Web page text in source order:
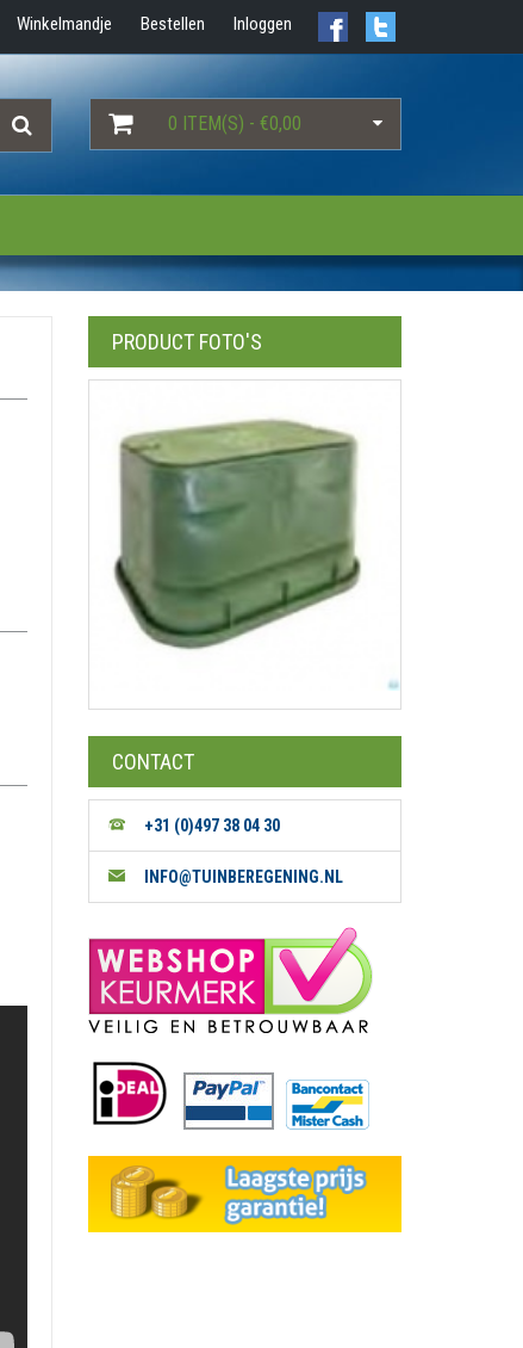
Winkelmandje Bestellen Inloggen
0 ITEM(S) - €0,00
PRODUCT FOTO'S
CONTACT
+31 (0)497 38 04 30
INFO@TUINBEREGENING.NL